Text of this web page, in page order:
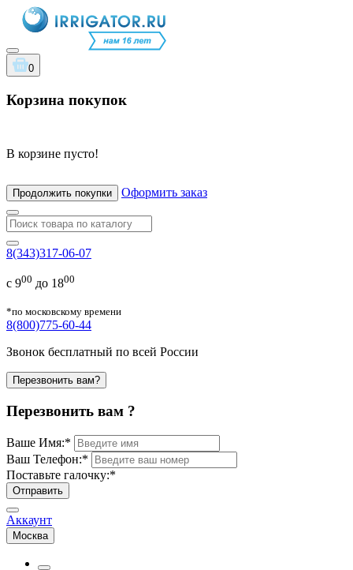
0
Корзина покупок
В корзине пусто!
Продолжить покупки Оформить заказ
8(343)317-06-07
с 900 до 1800
*по московскому времени
8(800)775-60-44
Звонок бесплатный по всей России
Перезвонить вам?
Перезвонить вам ?
Ваше Имя:*
Ваш Телефон:*
Поставьте галочку:*
Отправить
Аккаунт
Москва